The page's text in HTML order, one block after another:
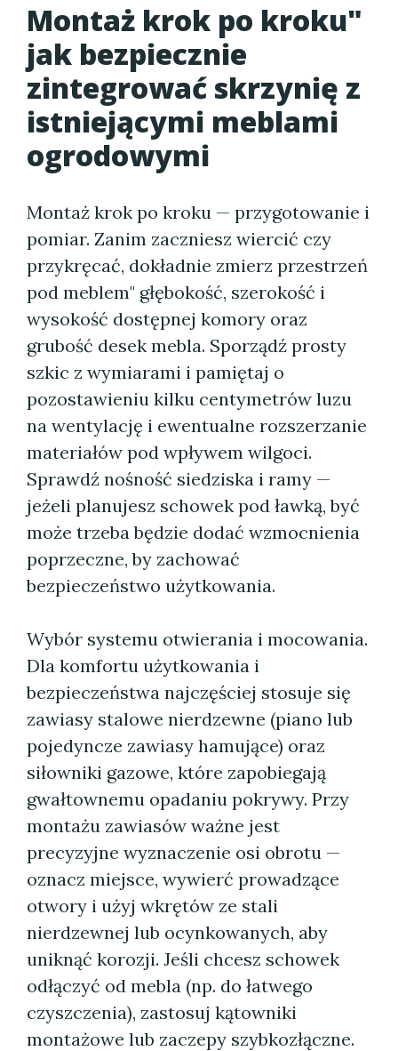
Montaż krok po kroku"
jak bezpiecznie
zintegrować skrzynię z
istniejącymi meblami
ogrodowymi
Montaż krok po kroku — przygotowanie i
pomiar. Zanim zaczniesz wiercić czy
przykręcać, dokładnie zmierz przestrzeń
pod meblem" głębokość, szerokość i
wysokość dostępnej komory oraz
grubość desek mebla. Sporządź prosty
szkic z wymiarami i pamiętaj o
pozostawieniu kilku centymetrów luzu
na wentylację i ewentualne rozszerzanie
materiałów pod wpływem wilgoci.
Sprawdź nośność siedziska i ramy —
jeżeli planujesz schowek pod ławką, być
może trzeba będzie dodać wzmocnienia
poprzeczne, by zachować
bezpieczeństwo użytkowania.
Wybór systemu otwierania i mocowania.
Dla komfortu użytkowania i
bezpieczeństwa najczęściej stosuje się
zawiasy stalowe nierdzewne (piano lub
pojedyncze zawiasy hamujące) oraz
siłowniki gazowe, które zapobiegają
gwałtownemu opadaniu pokrywy. Przy
montażu zawiasów ważne jest
precyzyjne wyznaczenie osi obrotu —
oznacz miejsce, wywierć prowadzące
otwory i użyj wkrętów ze stali
nierdzewnej lub ocynkowanych, aby
uniknąć korozji. Jeśli chcesz schowek
odłączyć od mebla (np. do łatwego
czyszczenia), zastosuj kątowniki
montażowe lub zaczepy szybkozłączne.